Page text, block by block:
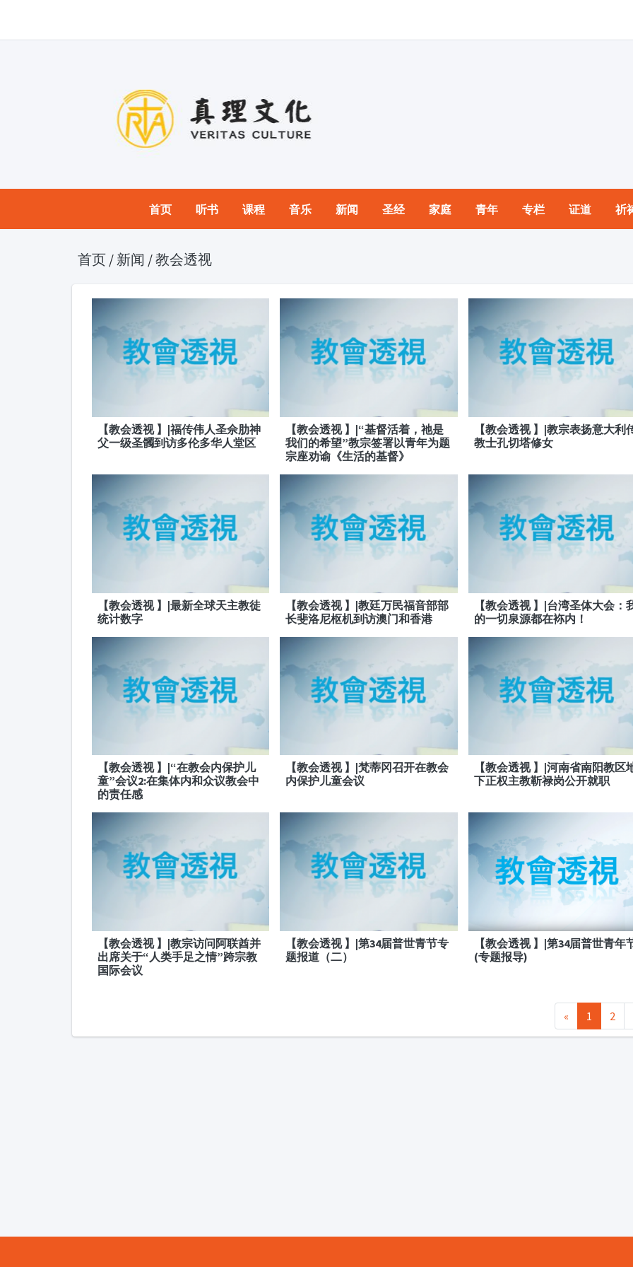
首页 听书 课程 音乐 新闻 圣经 家庭 青年 专栏 证道 祈
首页 / 新闻 /教会透视
【教会透视 】|福传伟人圣佘肋神
父一级圣髑到访多伦多华人堂区
【教会透视 】|“基督活着，祂是
我们的希望”教宗签署以青年为题
宗座劝谕《生活的基督》
【教会透视 】|教宗表扬意大利
教士孔切塔修女
【教会透视 】|最新全球天主教徒
统计数字
【教会透视 】|教廷万民福音部部
长斐洛尼枢机到访澳门和香港
【教会透视 】|台湾圣体大会：
的一切泉源都在袮内！
【教会透视 】|“在教会内保护儿
童”会议2:在集体内和众议教会中
的责任感
【教会透视 】|梵蒂冈召开在教会
内保护儿童会议
【教会透视 】|河南省南阳教区
下正权主教靳禄岗公开就职
【教会透视 】|教宗访问阿联酋并
出席关于“人类手足之情”跨宗教
国际会议
【教会透视 】|第34届普世青节专
题报道（二）
【教会透视 】|第34届普世青年
(专题报导)
« 1 2